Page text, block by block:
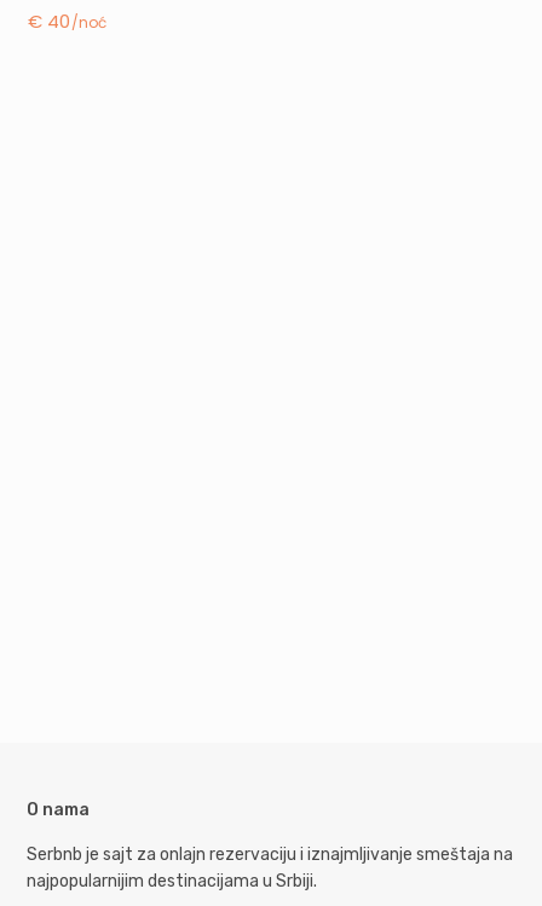
€ 40/noć
O nama
Serbnb je sajt za onlajn rezervaciju i iznajmljivanje smeštaja na
najpopularnijim destinacijama u Srbiji.